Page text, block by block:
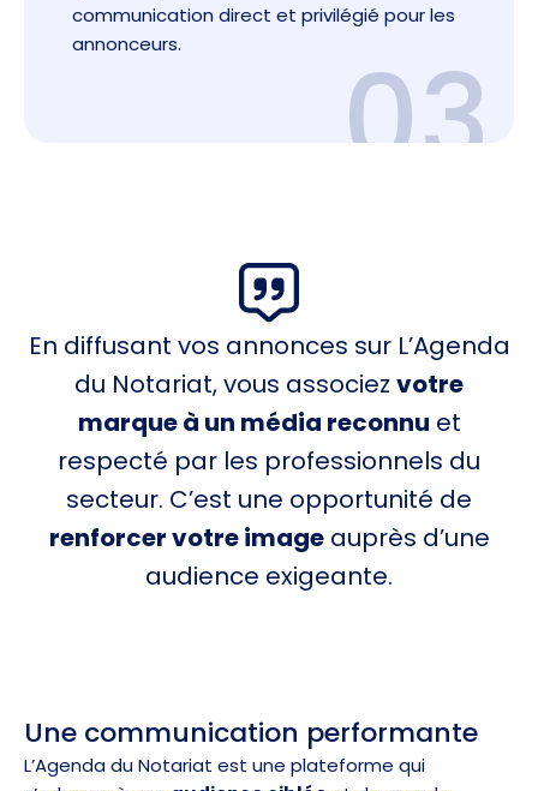
communication direct et privilégié pour les
annonceurs.
03
En diffusant vos annonces sur L’Agenda
du Notariat, vous associez votre
marque à un média reconnu et
respecté par les professionnels du
secteur. C’est une opportunité de
renforcer votre imageauprès d’une
audience exigeante.
Une communication performante
L’Agenda du Notariat est une plateforme qui